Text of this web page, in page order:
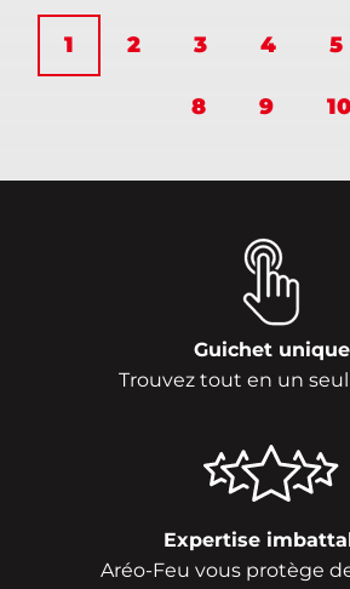
1 2 3 4 5
8 9 10
Guichet unique
Trouvez tout en un
Expertise
Aréo-Feu vous protège